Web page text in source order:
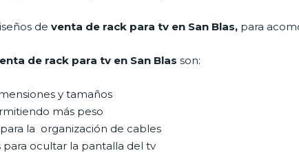
de venta de rack para tv en San Blas, para
de rack para tv en San Blas son:
y tamaños
más peso
la organización de cables
para ocultar la pantalla del tv